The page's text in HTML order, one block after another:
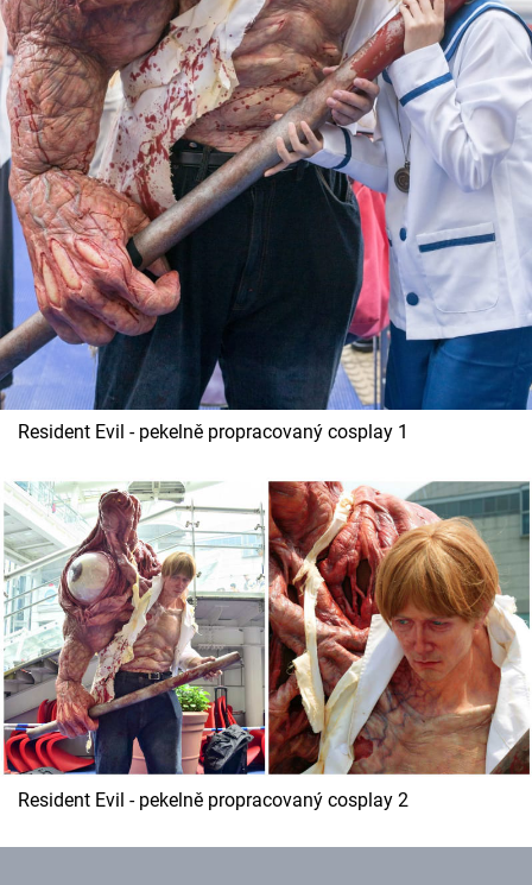
Cool Esport
Pořady
TV Program
Sledujte prima+
Přihlášení
Sledujte nás
Resident Evil - pekelně propracovaný cosplay 1
Resident Evil - pekelně propracovaný cosplay 2